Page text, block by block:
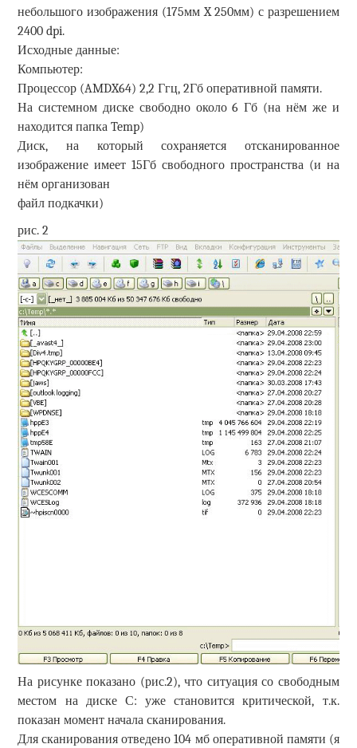
небольшого изображения (175мм X 250мм) с разрешением
2400 dpi.
Исходные данные:
Компьютер:
Процессор (AMDX64) 2,2 Ггц, 2Гб оперативной памяти.
На системном диске свободно около 6 Гб (на нём же и
находится папка Temp)
Диск, на который сохраняется отсканированное
изображение имеет 15Гб свободного пространства (и на
нём организован
файл подкачки)
рис. 2
На рисунке показано (рис.2), что ситуация со свободным
местом на диске С: уже становится критической, т.к.
показан момент начала сканирования.
Для сканирования отведено 104 мб оперативной памяти (я